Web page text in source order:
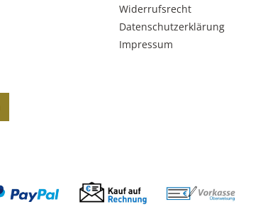
Widerrufsrecht
Datenschutzerklärung
Impressum